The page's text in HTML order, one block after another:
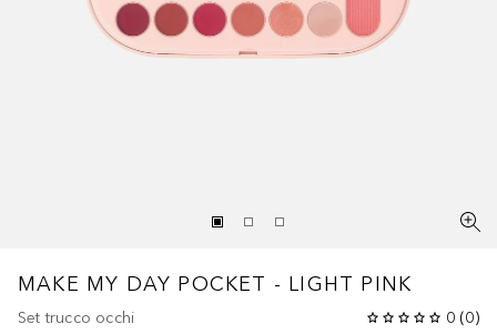
MAKE MY DAY POCKET - LIGHT PINK
Set trucco occhi 0 (0)